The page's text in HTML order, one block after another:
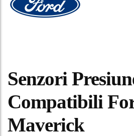
Senzori
Compatibili
Maverick